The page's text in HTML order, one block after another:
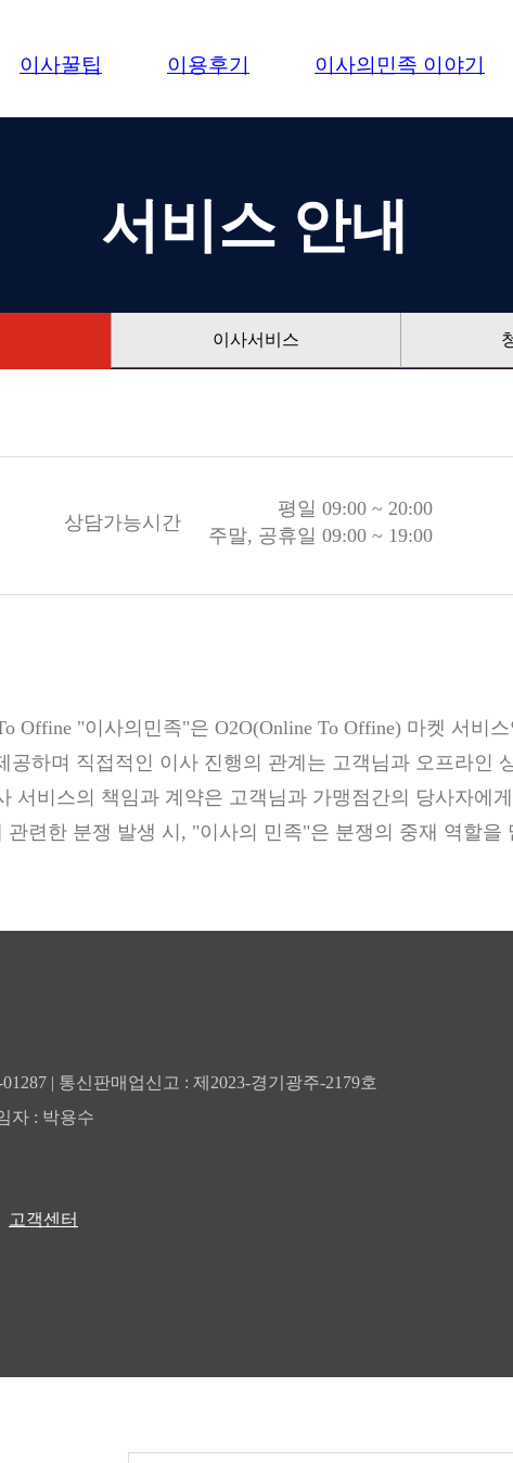
이사꿀팁 이용후기 이사의민족 이야기
서비스 안내
이사서비스
상담가능시간
평일 09:00 ~ 20:00
주말, 공휴일 09:00 ~ 19:00
Offine "이사의민족"은 O2O(Online To Offine) 마켓 서비
하며 직접적인 이사 진행의 관계는 고객님과 오프라인
서비스의 책임과 계약은 고객님과 가맹점간의 당사자에
관련한 분쟁 발생 시, "이사의 민족"은 분쟁의 중재 역할을
| 통신판매업신고 : 제2023-경기광주-2179호
자 : 박용수
고객센터